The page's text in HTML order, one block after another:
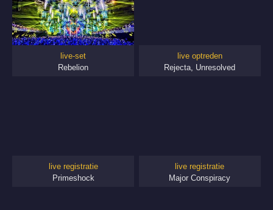
live-set
Rebelion
live optreden
Rejecta Unresolved
live registratie
Primeshock
live registratie
Major Conspiracy